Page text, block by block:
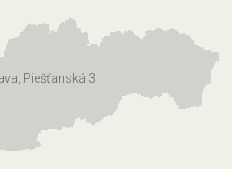
Piešťanská 3